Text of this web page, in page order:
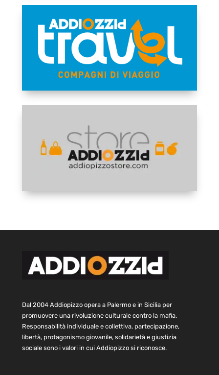
Dal 2004 Addiopizzo opera a Palermo e in Sicilia per
promuovere una rivoluzione culturale contro la mafia.
Responsabilità individuale e collettiva, partecipazione,
libertà, protagonismo giovanile, solidarietà e giustizia
sociale sono i valori in cui Addiopizzo si riconosce.